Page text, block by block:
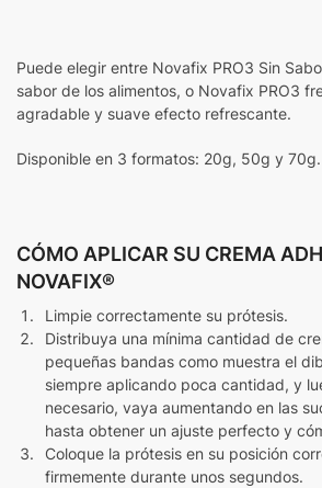
Puede elegir entre Novafix PRO3 Sin
sabor de los alimentos, o Novafix PRO3
agradable y suave efecto refrescante.
Disponible en 3 formatos: 20g, 50g y 70g.
CÓMO APLICAR SU CREMA
NOVAFIX®
Limpie correctamente su prótesis.
Distribuya una mínima cantidad de
pequeñas bandas como muestra el
siempre aplicando poca cantidad, y
necesario, vaya aumentando en las
hasta obtener un ajuste perfecto y
Coloque la prótesis en su posición
firmemente durante unos segundos.